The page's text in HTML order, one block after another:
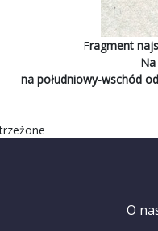
Fragment
na południowy-wschód
O